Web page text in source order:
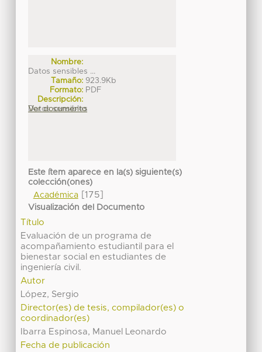
Nombre:
Datos sensibles ...
Tamaño: 923.9Kb
Formato: PDF
Descripción:
Datos sensibles
Ver documento
Este ítem aparece en la(s) siguiente(s)
colección(ones)
Académica[175]
Visualización del Documento
Título
Evaluación de un programa de
acompañamiento estudiantil para el
bienestar social en estudiantes de
ingeniería civil.
Autor
López, Sergio
Director(es) de tesis, compilador(es) o
coordinador(es)
Ibarra Espinosa, Manuel Leonardo
Fecha de publicación